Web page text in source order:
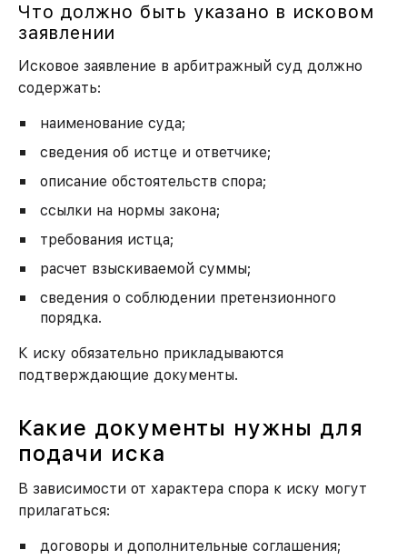
Что должно быть указано в исковом
заявлении
Исковое заявление в арбитражный суд должно
содержать:
наименование суда;
сведения об истце и ответчике;
описание обстоятельств спора;
ссылки на нормы закона;
требования истца;
расчет взыскиваемой суммы;
сведения о соблюдении претензионного
порядка.
К иску обязательно прикладываются
подтверждающие документы.
Какие документы нужны для
подачи иска
В зависимости от характера спора к иску могут
прилагаться:
договоры и дополнительные соглашения;